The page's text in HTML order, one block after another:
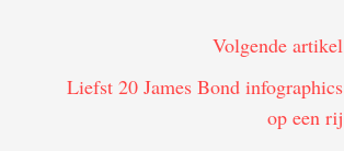
Volgende artikel
Liefst 20 James Bond infographics
op een rij